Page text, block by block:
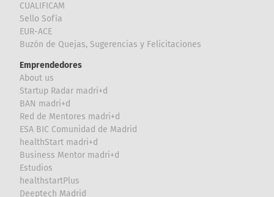
CUALIFICAM
Sello Sofía
EUR-ACE
Buzón de Quejas, Sugerencias y Felicitaciones
Emprendedores
About us
Startup Radar madri+d
BAN madri+d
Red de Mentores madri+d
ESA BIC Comunidad de Madrid
healthStart madri+d
Business Mentor madri+d
Estudios
healthstartPlus
Deeptech Madrid